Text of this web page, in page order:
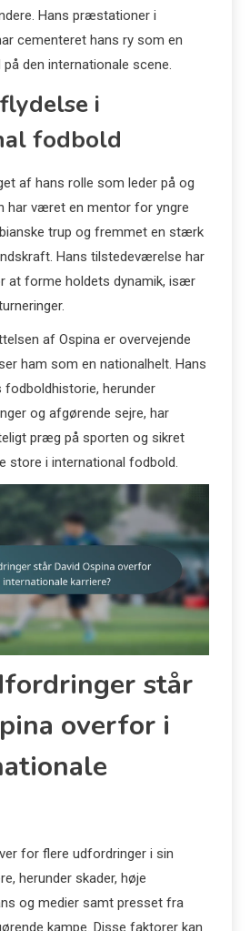
Hans præstationer i
cementeret hans ry som en
den internationale scene.
i
fodbold
af hans rolle som leder på og
har været en mentor for yngre
trup og fremmet en stærk
Hans tilstedeværelse har
at forme holdets dynamik, især
af Ospina er overvejende
ham som en nationalhelt. Hans
fodboldhistorie, herunder
og afgørende sejre, har
præg på sporten og sikret
store i international fodbold.
står
overfor i
for flere udfordringer i sin
herunder skader, høje
og medier samt presset fra
kampe. Disse faktorer kan